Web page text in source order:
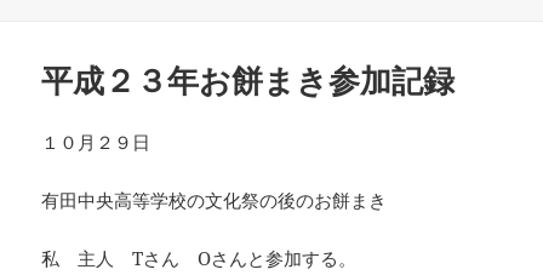
ー
平成２３年お餅まき参加記録
１０月２９日
有田中央高等学校の文化祭の後のお餅まき
私 主人 Tさん Oさんと参加する。